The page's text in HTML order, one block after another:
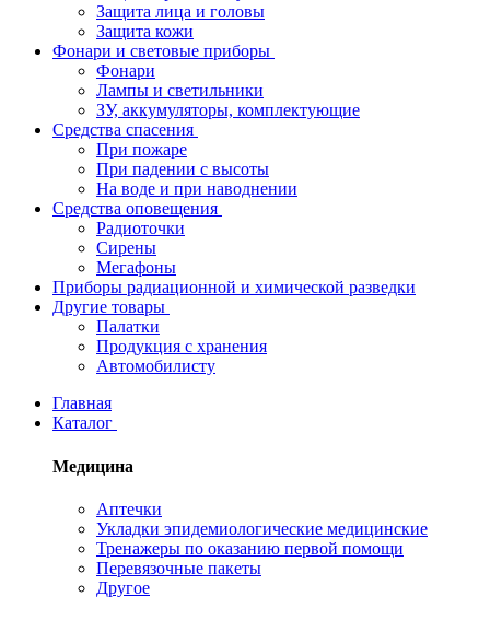
Защита лица и головы
Защита кожи
Фонари и световые приборы
Фонари
Лампы и светильники
ЗУ, аккумуляторы, комплектующие
Средства спасения
При пожаре
При падении с высоты
На воде и при наводнении
Средства оповещения
Радиоточки
Сирены
Мегафоны
Приборы радиационной и химической разведки
Другие товары
Палатки
Продукция с хранения
Автомобилисту
Главная
Каталог
Медицина
Аптечки
Укладки эпидемиологические медицинские
Тренажеры по оказанию первой помощи
Перевязочные пакеты
Другое